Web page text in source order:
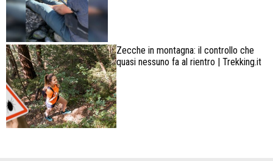
Zecche in montagna: il controllo che
quasi nessuno fa al rientro | Trekking.it